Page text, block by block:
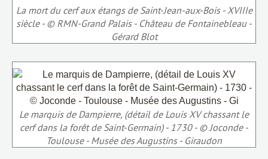
La mort du cerf aux étangs de Saint-Jean-aux-Bois - XVIIIe
siècle - © RMN-Grand Palais - Château de Fontainebleau -
Gérard Blot
Le marquis de Dampierre, (détail de Louis XV chassant le
cerf dans la forêt de Saint-Germain) - 1730 - © Joconde -
Toulouse - Musée des Augustins - Giraudon